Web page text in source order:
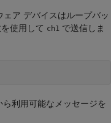
ェア デバイスはループバッ
使用して ch1 で送信しま
利用可能なメッセージを